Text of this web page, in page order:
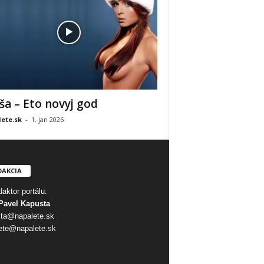
– Eto novyj god
- 1. jan 2026
portálu:
Kapusta